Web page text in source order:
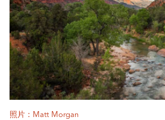
照片：Matt Morgan